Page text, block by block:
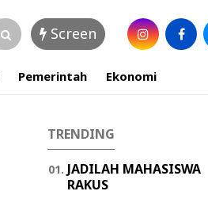
Screen
Pemerintah Ekonomi
TRENDING
JADILAH MAHASISWA
RAKUS